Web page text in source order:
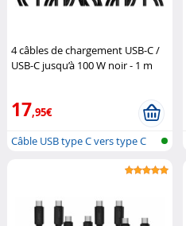
4 câbles de chargement USB-C /
USB-C jusqu’à 100 W noir - 1 m
17,95€
Câble USB type C vers type C